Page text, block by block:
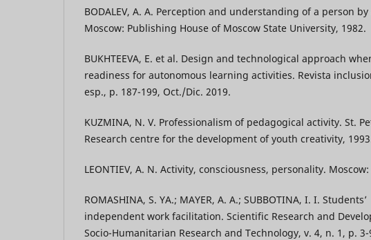
BODALEV, A. A. Perception and understanding of a person
Moscow: Publishing House of Moscow State University, 1982.
BUKHTEEVA, E. et al. Design and technological approach
readiness for autonomous learning activities. Revista
esp., p. 187-199, Oct./Dic. 2019.
KUZMINA, N. V. Professionalism of pedagogical activity. St.
Research centre for the development of youth creativity,
LEONTIEV, A. N. Activity, consciousness, personality.
ROMASHINA, S. YA.; MAYER, A. A.; SUBBOTINA, I. I. Students’
independent work facilitation. Scientific Research and
Socio-Humanitarian Research and Technology, v. 4, n. 1, p. 3-